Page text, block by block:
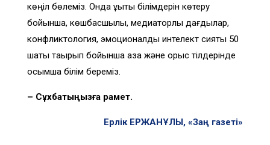
көңіл бөлеміз. Онда құқықтық білімдерін көтеру
бойынша, көшбасшылық, медиаторлық дағдылар,
конфликтология, эмоционалдық интелект сияқты 50
шақты тақырып бойынша қазақ және орыс тілдерінде
қосымша білім береміз.
– Сұхбатыңызға рақмет.
Ерлік ЕРЖАНҰЛЫ, «Заң газеті»